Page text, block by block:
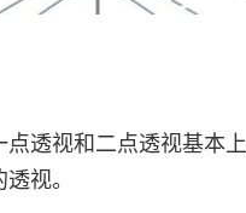
点透视和二点透视基本
视。